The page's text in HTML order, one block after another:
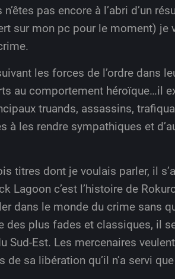
pas encore à l’abri d’un
sur mon pc pour le moment)
les forces de l’ordre dans
au comportement héroïque…il
truands, assassins,
à les rendre sympathiques et
titres dont je voulais parler, il
Lagoon c’est l’histoire de
dans le monde du crime sans
des plus fades et classiques, il
Sud-Est. Les mercenaires
sa libération qu’il n’a servi